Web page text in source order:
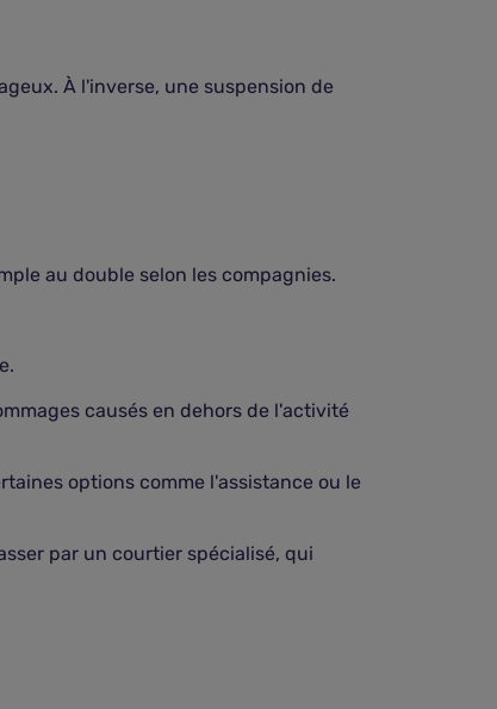
À l'inverse, une suspension de
au double selon les compagnies.
causés en dehors de l'activité
options comme l'assistance ou le
par un courtier spécialisé, qui